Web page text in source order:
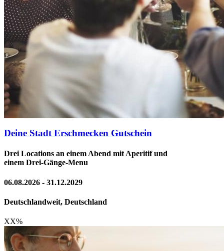
Deine Stadt Erschmecken Gutschein
Drei Locations an einem Abend mit Aperitif und
einem Drei-Gänge-Menu
06.08.2026 - 31.12.2029
Deutschlandweit, Deutschland
XX%